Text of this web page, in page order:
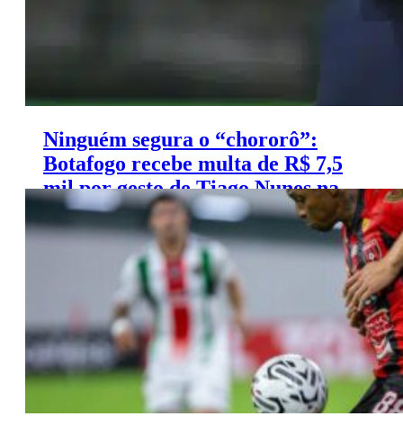
Ninguém segura o “chororô”:
Botafogo recebe multa de R$ 7,5
mil por gesto de Tiago Nunes na
Libertadores